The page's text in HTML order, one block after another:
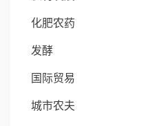
化肥农药
发酵
国际贸易
城市农夫